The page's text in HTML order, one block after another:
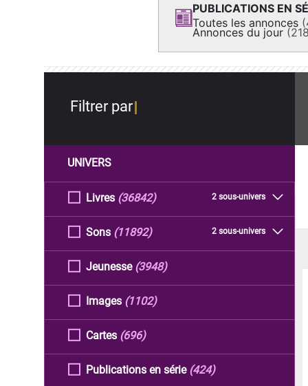
PUBLICATIONS EN
Toutes les annonces
Annonces du jour
Filtrer par
UNIVERS
Livres 2 sous-univers
(36842)
Sons 2 sous-univers
(11892)
Jeunesse (3948)
Images (1102)
Cartes (696)
Publications en série (424)